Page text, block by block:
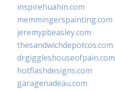
inspirehuahin.com
memmingerspainting.com
jeremypbeasley.com
thesandwichdepotcos.com
drgiggleshouseofpain.com
hotflashdesigns.com
garagenadeau.com